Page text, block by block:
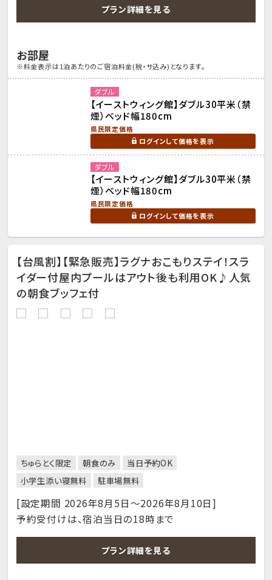
プラン詳細を見る
お部屋
※料金表示は1泊あたりのご宿泊料金(税・サ込み)となります。
ダブル
【イーストウィング館】ダブル30平米（禁
煙）ベッド幅180cm
県民限定価格
ログインして価格を表示
ダブル
【イーストウィング館】ダブル30平米（禁
煙）ベッド幅180cm
県民限定価格
ログインして価格を表示
【台風割】【緊急販売】ラグナおこもりステイ！スラ
イダー付屋内プールはアウト後も利用OK♪人気
の朝食ブッフェ付
ちゅらとく限定 朝食のみ
当日予約OK
小学生添い寝無料
駐車場無料
[設定期間 2026年8月5日～2026年8月10日]
予約受付けは、宿泊当日の18時まで
プラン詳細を見る